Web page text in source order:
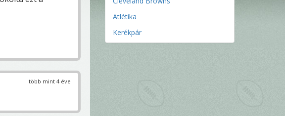
több mint 4 éve
Atlétika
Kerékpár